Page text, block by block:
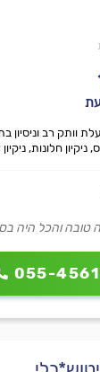
055-
וותק רב וניסיון
חלונות, ניקיון
טובה והכל היה